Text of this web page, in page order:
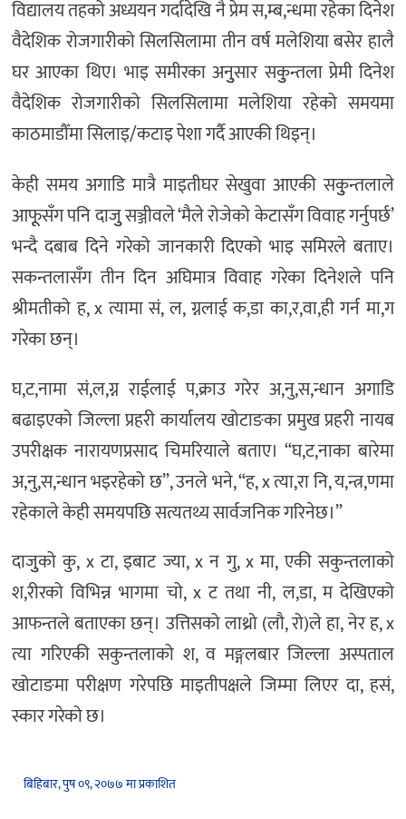
विद्यालय तहको अध्ययन गर्दादेखि नै प्रेम स,म्ब,न्धमा रहेका दिनेश
वैदेशिक रोजगारीको सिलसिलामा तीन वर्ष मलेशिया बसेर हालै
घर आएका थिए। भाइ समीरका अनुुसार सकुुन्तला प्रेमी दिनेश
वैदेशिक रोजगारीको सिलसिलामा मलेशिया रहेको समयमा
काठमाडौँमा सिलाइ/कटाइ पेशा गर्दै आएकी थिइन्।
केही समय अगाडि मात्रै माइतीघर सेखुवा आएकी सकुुन्तलाले
आफूूसँग पनि दाजुु सञ्जीवले ‘मैले रोजेको केटासँग विवाह गर्नुपर्छ’
भन्दै दबाब दिने गरेको जानकारी दिएको भाइ समिरले बताए।
सकन्तलासँग तीन दिन अघिमात्र विवाह गरेका दिनेशले पनि
श्रीमतीको ह, x त्यामा सं, ल, ग्नलाई क,डा का,र,वा,ही गर्न मा,ग
गरेका छन्।
घ,ट,नामा सं,ल,ग्न राईलाई प,क्राउ गरेर अ,नु,स,न्धान अगाडि
बढाइएको जिल्ला प्रहरी कार्यालय खोटाङका प्रमुख प्रहरी नायब
उपरीक्षक नारायणप्रसाद चिमरियाले बताए। “घ,ट,नाका बारेमा
अ,नु,स,न्धान भइरहेको छ”, उनले भने, “ह, x त्या,रा नि, य,न्त्र,णमा
रहेकाले केही समयपछि सत्यतथ्य सार्वजनिक गरिनेछ।”
दाजुुको कु, x टा, इबाट ज्या, x न गु, x मा, एकी सकुन्तलाको
श,रीरको विभिन्न भागमा चो, x ट तथा नी, ल,डा, म देखिएको
आफन्तले बताएका छन्। उत्तिसको लाथ्रो (लौ, रो)ले हा, नेर ह, x
त्या गरिएकी सकुन्तलाको श, व मङ्गलबार जिल्ला अस्पताल
खोटाङमा परीक्षण गरेपछि माइतीपक्षले जिम्मा लिएर दा, हसं,
स्कार गरेको छ।
बिहिबार, पुष ०९, २०७७ मा प्रकाशित